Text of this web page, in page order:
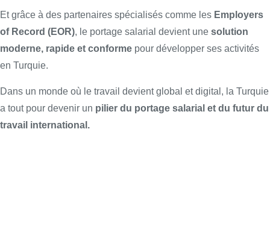
Et grâce à des partenaires spécialisés comme les Employers
of Record (EOR), le portage salarial devient une solution
moderne, rapide et conforme pour développer ses activités
en Turquie.
Dans un monde où le travail devient global et digital, la Turquie
a tout pour devenir un pilier du portage salarial et du futur du
travail international.